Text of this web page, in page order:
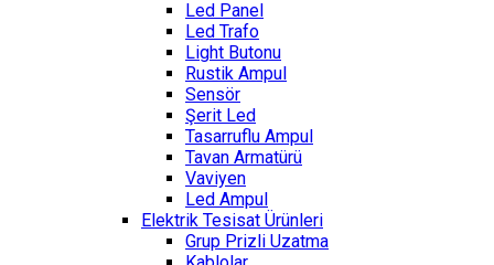
Led Panel
Led Trafo
Light Butonu
Rustik Ampul
Sensör
Şerit Led
Tasarruflu Ampul
Tavan Armatürü
Vaviyen
Led Ampul
Elektrik Tesisat Ürünleri
Grup Prizli Uzatma